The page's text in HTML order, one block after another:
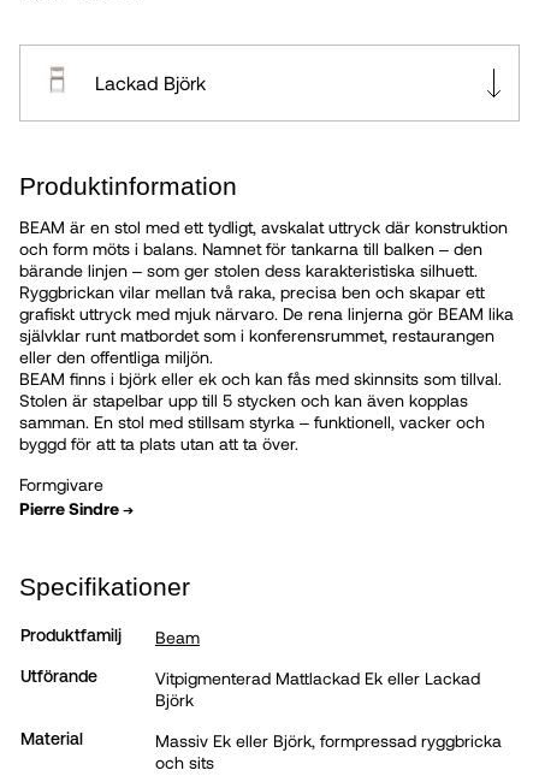
Lackad Björk
Björk, valfri kulör
Dyna Mocca
Dyna Cognac
Produktinformation
BEAM är en stol med ett tydligt, avskalat uttryck där konstruktion
och form möts i balans. Namnet för tankarna till balken – den
bärande linjen – som ger stolen dess karakteristiska silhuett.
Ryggbrickan vilar mellan två raka, precisa ben och skapar ett
grafiskt uttryck med mjuk närvaro. De rena linjerna gör BEAM lika
självklar runt matbordet som i konferensrummet, restaurangen
eller den offentliga miljön.
BEAM finns i björk eller ek och kan fås med skinnsits som tillval.
Stolen är stapelbar upp till 5 stycken och kan även kopplas
samman. En stol med stillsam styrka – funktionell, vacker och
byggd för att ta plats utan att ta över.
Formgivare
Pierre Sindre ➔
Specifikationer
Produktfamilj Beam
Utförande
Vitpigmenterad Mattlackad Ek eller Lackad
Björk
Material
Massiv Ek eller Björk, formpressad ryggbricka
och sits